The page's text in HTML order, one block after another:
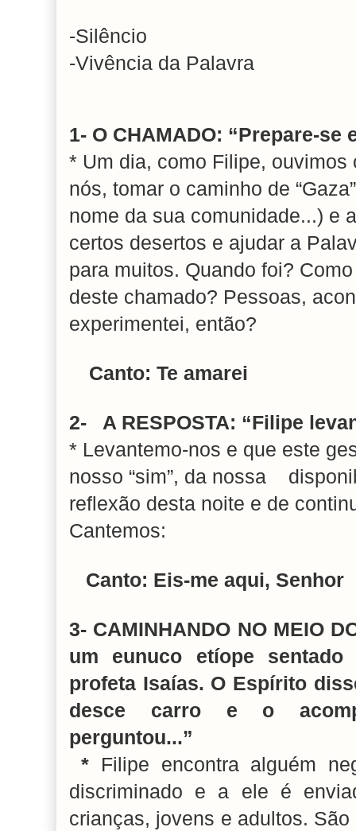
-Silêncio
-Vivência da Palavra
1- O CHAMADO: “Prepare-se
* Um dia, como Filipe, ouvimos
nós, tomar o caminho de
nome da sua comunidade...) e
certos desertos e ajudar a
para muitos. Quando foi?
deste chamado? Pessoas,
experimentei, então?
Canto: Te amarei
2- A RESPOSTA: “Filipe
* Levantemo-nos e que este
nosso “sim”, da nossa
reflexão desta noite e de
Cantemos:
Canto: Eis-me aqui, Senhor
3- CAMINHANDO NO MEIO
um eunuco etíope
profeta Isaías. O Espírito
desce carro e o
perguntou...”
* Filipe encontra alguém
discriminado e a ele é
crianças, jovens e adultos.